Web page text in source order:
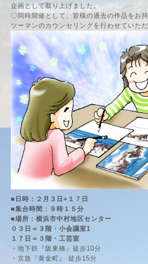
企画として取り上げました。
〇同時開催として、皆様の過去の作品をお
ツーマンのカウンセリングを行わせていただ
■日時：２月３日+１７日
■集合時間：９時１５分
■場所：横浜市中村地区センター
０３日＝３階・小会議室1
１７日＝３階・工芸室
・地下鉄『阪東橋』徒歩10分
・京急『黄金町』 徒歩15分